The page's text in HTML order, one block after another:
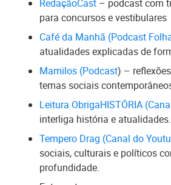
RedaçãoCast – podcast com
para concursos e vestibulares
Café da Manhã (Podcast
atualidades explicadas de
Mamilos (Podcast) –
temas sociais
Leitura ObrigaHISTÓRIA
interliga história e atualidades.
Tempero Drag (Canal do
sociais, culturais e políticos
profundidade.